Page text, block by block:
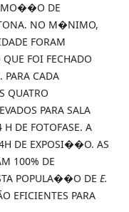
DE
NO M�NIMO,
FORAM
FOI FECHADO
CADA
QUATRO
PARA SALA
DE FOTOFASE. A
DE EXPOSI��O. AS
100% DE
POPULA��O DE E.
EFICIENTES PARA